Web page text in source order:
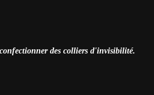
des colliers d'invisibilité.